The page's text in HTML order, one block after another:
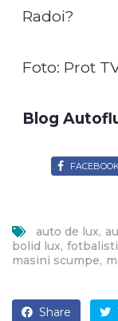
Radoi?
Foto: Prot
Blog
auto de lux
bolid lux
masini scumpe
Share